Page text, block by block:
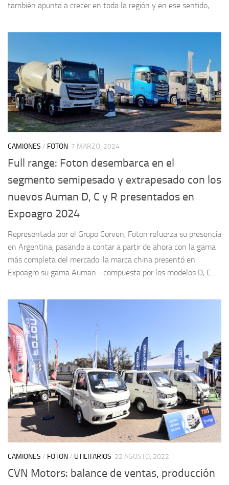
también apunta a crecer en toda la región y en ese sentido,...
CAMIONES / FOTON 7 MARZO, 2024
Full range: Foton desembarca en el
segmento semipesado y extrapesado con los
nuevos Auman D, C y R presentados en
Expoagro 2024
Representada por el Grupo Corven, Foton refuerza su presencia
en Argentina, pasando a contar a partir de ahora con la gama
más completa del mercado: la marca china presentó en
Expoagro su gama Auman –compuesta por los modelos D, C...
CAMIONES / FOTON/ UTILITARIOS 22 AGOSTO, 2022
CVN Motors: balance de ventas, producción